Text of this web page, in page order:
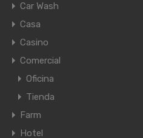
Car Wash
Casa
Casino
Comercial
Oficina
Tienda
Farm
Hotel